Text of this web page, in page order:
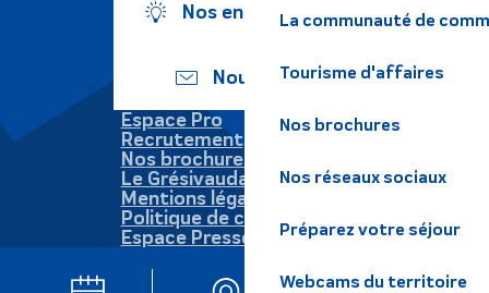
La communauté de
Tourisme d'affaires
Nos brochures
Nos réseaux sociaux
Préparez votre séjour
Webcams du territoire
Nos engagements
Nous écrire
Espace Pro
Recrutement
Nos brochures
Le Grésivaudan
Mentions légales
Politique de confidentialité
Espace Presse